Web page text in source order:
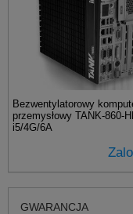
Bezwentylatorowy
przemysłowy TANK-860-
i5/4G/6A
GWARANCJA